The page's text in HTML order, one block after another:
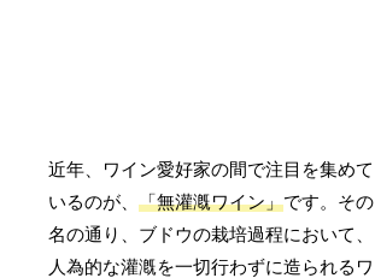
近年、ワイン愛好家の間で注目を集めて
いるのが、「無灌漑ワイン」です。その
名の通り、ブドウの栽培過程において、
人為的な灌漑を一切行わずに造られるワ